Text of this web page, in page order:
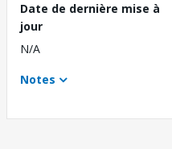
Date de dernière mise à
jour
N/A
Notes